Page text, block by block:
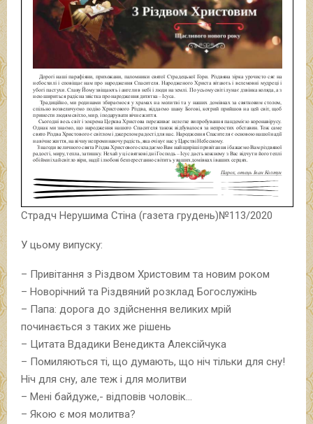
Страдч Нерушима Стіна (газета грудень)№113/2020
У цьому випуску:
– Привітання з Різдвом Христовим та новим роком
– Новорічний та Різдвяний розклад Богослужінь
– Папа: дорога до здійснення великих мрій
починається з таких же рішень
– Цитата Вдадики Венедикта Алексійчука
– Помиляються ті, що думають, що ніч тільки для сну!
Ніч для сну, але теж і для молитви
– Мені байдуже,- відповів чоловік…
– Якою є моя молитва?